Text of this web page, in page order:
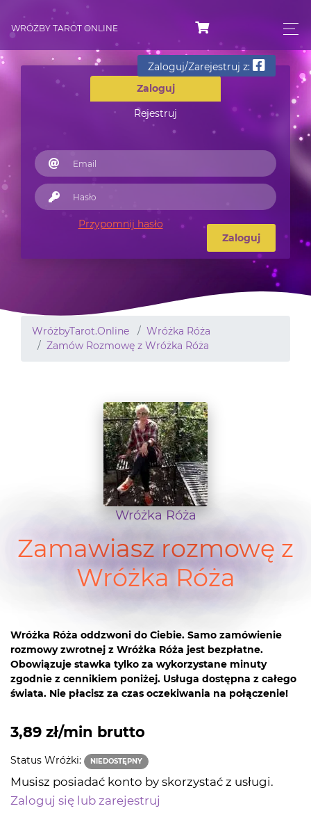
WRÓŻBY TAROT ONLINE
Zaloguj
Rejestruj
Zaloguj/Zarejestruj z:
Przypomnij hasło
Zaloguj
WróżbyTarot.Online
Wróżka Róża
Zamów Rozmowę z Wróżka Róża
Wróżka Róża
Zamawiasz rozmowę z
Wróżka Róża
Wróżka Róża oddzwoni do Ciebie. Samo zamówienie
rozmowy zwrotnej z Wróżka Róża jest bezpłatne.
Obowiązuje stawka tylko za wykorzystane minuty
zgodnie z cennikiem poniżej. Usługa dostępna z całego
świata. Nie płacisz za czas oczekiwania na połączenie!
3,89 zł/min brutto
Status Wróżki: NIEDOSTĘPNY
Musisz posiadać konto by skorzystać z usługi.
Zaloguj się lub zarejestruj